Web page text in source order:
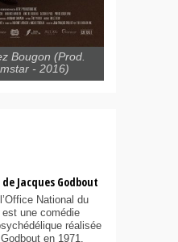
Bougon (Prod.
- 2016)
de Jacques Godbout
National du
est une comédie
réalisée
en 1971.